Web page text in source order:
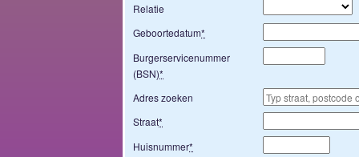
Relatie
Geboortedatum*
Burgerservicenummer
(BSN)*
Adres zoeken
Straat*
Huisnummer*